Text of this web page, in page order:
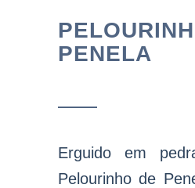
PENELA
Erguido em
Pelourinho de